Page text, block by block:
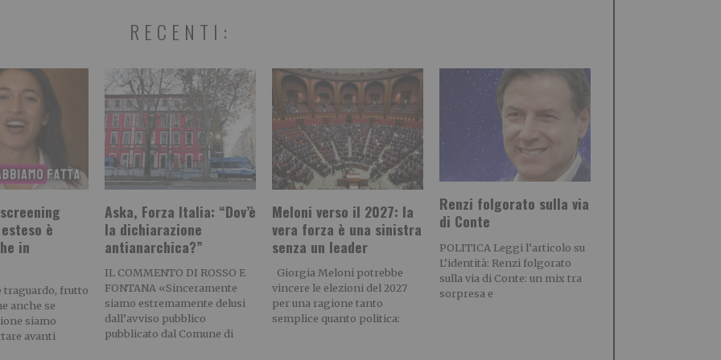
RECENTI:
screening
esteso è
in
traguardo, frutto
anche se
siamo
avanti
Aska, Forza Italia: “Dov’è
la dichiarazione
antianarchica?”
IL COMMENTO DI ROSSO E
FONTANA «Sinceramente
siamo estremamente delusi
dall’avviso pubblico
pubblicato dal Comune di
Meloni verso il 2027: la
vera forza è una sinistra
senza un leader
Giorgia Meloni potrebbe
vincere le elezioni del 2027
per una ragione tanto
semplice quanto politica:
Renzi folgorato sulla via
di Conte
POLITICA Leggi l’articolo su
L’identità: Renzi folgorato
sulla via di Conte: un mix tra
sorpresa e